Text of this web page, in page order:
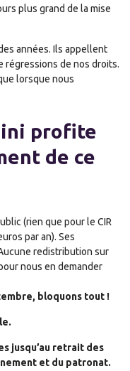
plus grand de la mise
années. Ils appellent
régressions de nos droits.
lorsque nous
profite
de ce
(rien que pour le CIR
par an). Ses
redistribution sur
nous en demander
bloquons tout !
s jusqu’au retrait des
et du patronat.